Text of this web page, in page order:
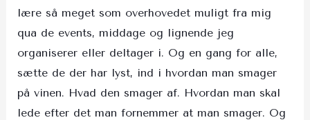
lære så meget som overhovedet muligt fra mig
qua de events, middage og lignende jeg
organiserer eller deltager i. Og en gang for alle,
sætte de der har lyst, ind i hvordan man smager
på vinen. Hvad den smager af. Hvordan man skal
lede efter det man fornemmer at man smager. Og